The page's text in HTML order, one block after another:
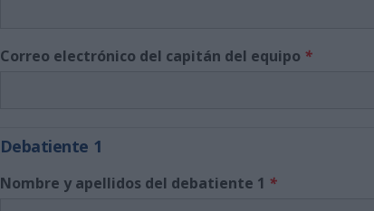
Correo electrónico del capitán del equipo *
Debatiente 1
Nombre y apellidos del debatiente 1 *